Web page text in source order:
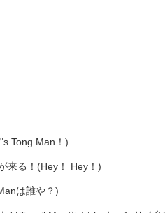
Tong Man！)
来る！(Hey！ Hey！)
は誰や？)